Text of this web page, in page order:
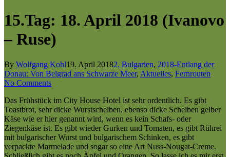
15.Tag: 18. April 2018 (Ivanovo
– Ruse)
By Wolfgang Kohl19. April 20182. Bulgarien, 2018-Entlang der
Donau: Von Belgrad ans Schwarze Meer, Aktuelles, Fernrouten
No Comments
Das Frühstück im City House Hotel ist sehr ordentlich. Es gibt
Toastbrot, sehr dicke Wurstscheiben, ebenso dicke Scheiben gelber
Käse wie er hier genannt wird, wenn es kein Schafs- oder
Ziegenkäse ist. Es gibt wieder Gurken und Tomaten, es gibt Rührei
mit bulgarischer Wurst und bulgarischem Schinken, es gibt
verpackte Marmelade und sogar so eine Art Nuss-Nougat-Creme.